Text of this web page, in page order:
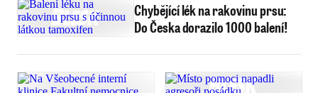
Chybějící lék na rakovinu prsu:
Do Česka dorazilo 1000 balení!